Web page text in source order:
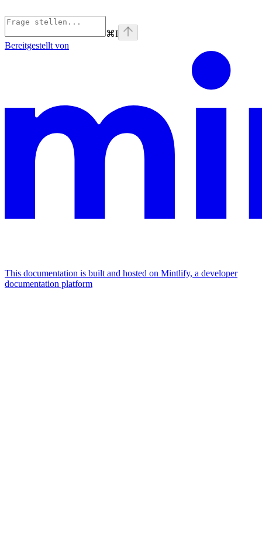
⌘I
Bereitgestellt von
This documentation is built and hosted on Mintlify, a developer
documentation platform